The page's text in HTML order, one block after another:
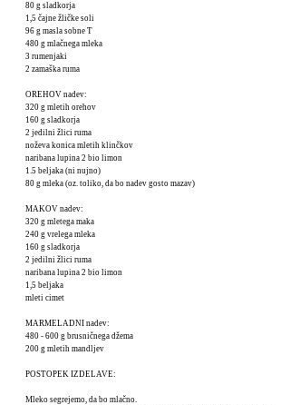
80 g sladkorja
1,5 čajne žličke soli
96 g masla sobne T
480 g mlačnega mleka
3 rumenjaki
2 zamaška ruma
OREHOV nadev:
320 g mletih orehov
160 g sladkorja
2 jedilni žlici ruma
noževa konica mletih klinčkov
naribana lupina 2 bio limon
1.5 beljaka (ni nujno)
80 g mleka (oz. toliko, da bo nadev gosto mazav)
MAKOV nadev:
320 g mletega maka
240 g vrelega mleka
160 g sladkorja
2 jedilni žlici ruma
naribana lupina 2 bio limon
1,5 beljaka
mleti cimet
MARMELADNI nadev:
480 - 600 g brusničnega džema
200 g mletih mandljev
POSTOPEK IZDELAVE:
Mleko segrejemo, da bo mlačno.